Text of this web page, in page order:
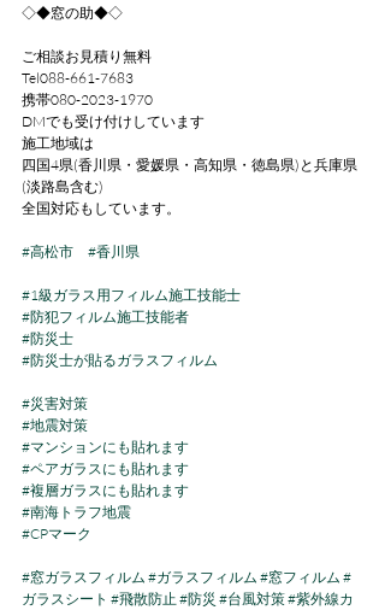
◇◆窓の助◆◇
ご相談お見積り無料
Tel088-661-7683
携帯080-2023-1970
DMでも受け付けしています
施工地域は
四国4県(香川県・愛媛県・高知県・徳島県)と兵庫県
(淡路島含む)
全国対応もしています。
#高松市 #香川県
#1級ガラス用フィルム施工技能士
#防犯フィルム施工技能者
#防災士
#防災士が貼るガラスフィルム
#災害対策
#地震対策
#マンションにも貼れます
#ペアガラスにも貼れます
#複層ガラスにも貼れます
#南海トラフ地震
#CPマーク
#窓ガラスフィルム #ガラスフィルム #窓フィルム #
ガラスシート #飛散防止 #防災 #台風対策#紫外線カ